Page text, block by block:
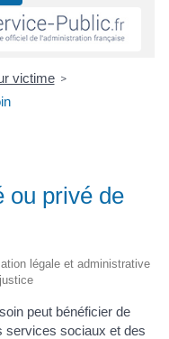
victime >
ou privé de
légale et administrative
peut bénéficier de
services sociaux et des